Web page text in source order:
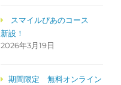
スマイルぴあのコース
新設！
2026年3月19日
期間限定 無料オンライン